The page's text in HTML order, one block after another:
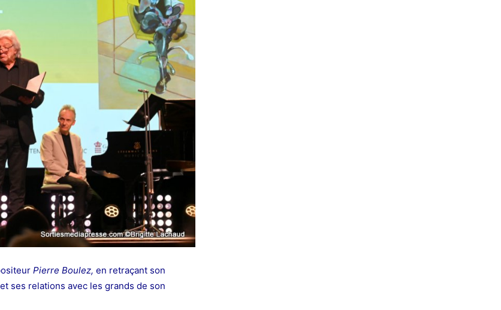
Pierre Boulez, en retraçant son
ses relations avec les grands de son